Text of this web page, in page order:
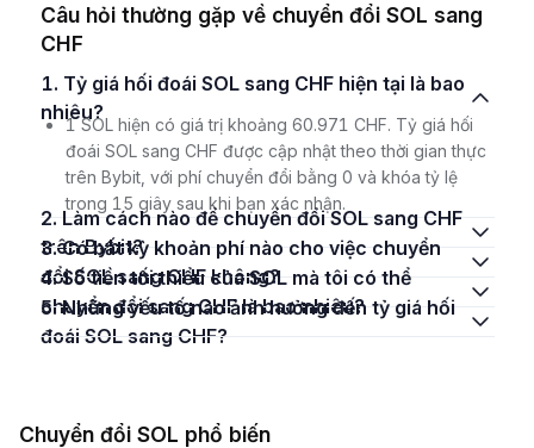
Câu hỏi thường gặp về chuyển đổi SOL sang
CHF
1. Tỷ giá hối đoái SOL sang CHF hiện tại là bao
nhiêu?
1 SOL hiện có giá trị khoảng 60.971 CHF. Tỷ giá hối
đoái SOL sang CHF được cập nhật theo thời gian thực
trên Bybit, với phí chuyển đổi bằng 0 và khóa tỷ lệ
trong 15 giây sau khi bạn xác nhận.
2. Làm cách nào để chuyển đổi SOL sang CHF
trên Bybit?
3. Có bất kỳ khoản phí nào cho việc chuyển
đổi SOL sang CHF không?
4. Số tiền tối thiểu của SOL mà tôi có thể
chuyển đổi sang CHF là bao nhiêu?
5. Những yếu tố nào ảnh hưởng đến tỷ giá hối
đoái SOL sang CHF?
Chuyển đổi SOL phổ biến